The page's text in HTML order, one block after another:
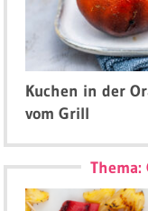
Kuchen in der
vom Grill
Thema: